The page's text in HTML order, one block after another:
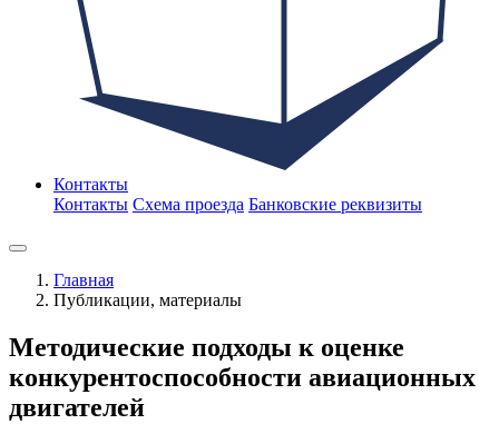
Контакты
Контакты Схема проезда Банковские реквизиты
Главная
Публикации, материалы
Методические подходы к оценке
конкурентоспособности авиационных
двигателей